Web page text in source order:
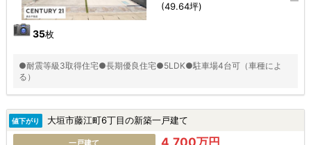
35枚
(49.64坪)
●耐震等級3取得住宅●長期優良住宅●5LDK●駐車場4台可（車種によ
る）
値下がり 大垣市藤江町6丁目の新築一戸建て
一戸建て 4,700万円